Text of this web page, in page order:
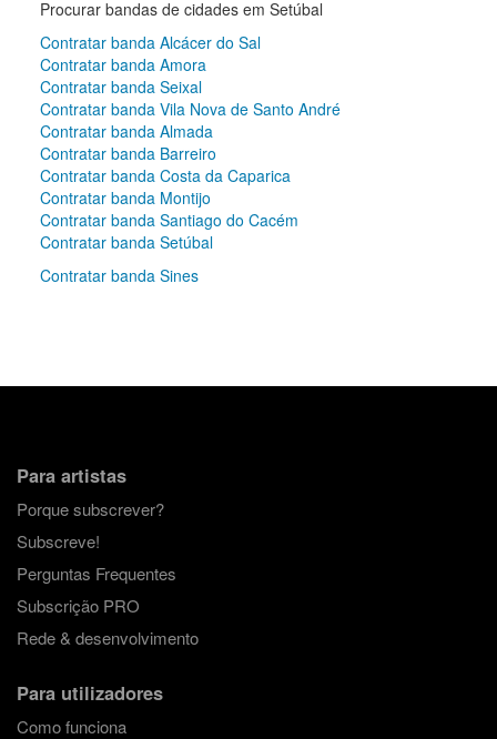
Procurar bandas de cidades em Setúbal
Contratar banda Alcácer do Sal
Contratar banda Amora
Contratar banda Seixal
Contratar banda Vila Nova de Santo André
Contratar banda Almada
Contratar banda Barreiro
Contratar banda Costa da Caparica
Contratar banda Montijo
Contratar banda Santiago do Cacém
Contratar banda Setúbal
Contratar banda Sines
Para artistas
Porque subscrever?
Subscreve!
Perguntas Frequentes
Subscrição PRO
Rede & desenvolvimento
Para utilizadores
Como funciona